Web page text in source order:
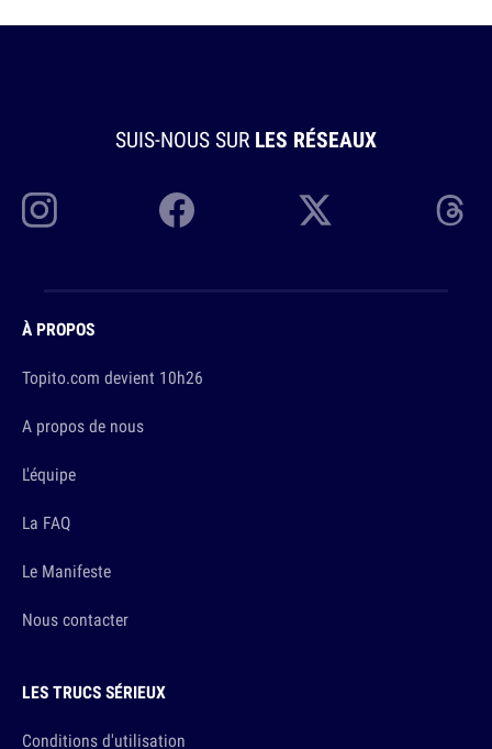
SUIS-NOUS SUR LES RÉSEAUX
À PROPOS
Topito.com devient 10h26
A propos de nous
L'équipe
La FAQ
Le Manifeste
Nous contacter
LES TRUCS SÉRIEUX
Conditions d'utilisation